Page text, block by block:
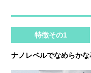
特徴その1
ナノレベルでなめらか